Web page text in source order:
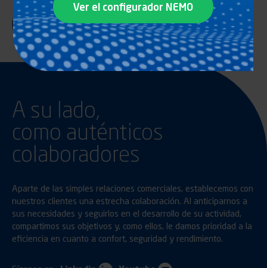
A su lado,
como auténticos
colaboradores
Aparte de las simples relaciones comerciales, establecemos con
nuestros clientes una estrecha colaboración. Al anticiparnos a
sus necesidades y seguirlos en el desarrollo de su actividad,
compartimos sus objetivos y, como ellos, le damos prioridad a la
eficiencia en cuanto a confort, seguridad y rendimiento.
Ver el configurador NEMO